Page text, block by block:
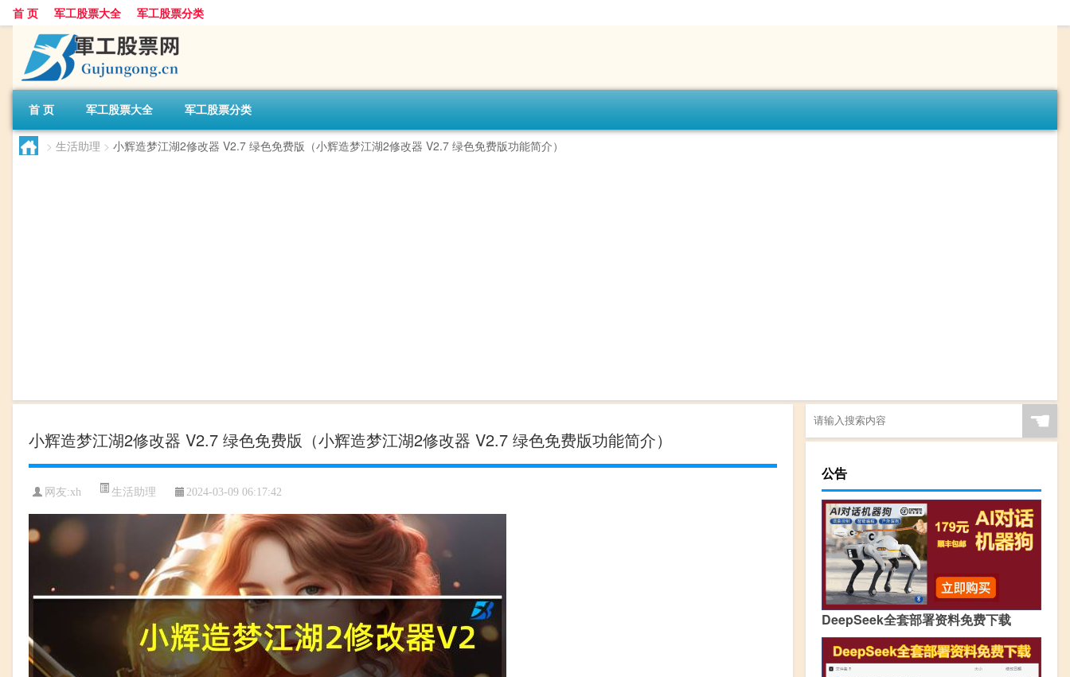
首 页 军工股票大全 军工股票分类
首 页 军工股票大全 军工股票分类
> 生活助理 > 小辉造梦江湖2修改器 V2.7 绿色免费版（小辉造梦江湖2修改器 V2.7 绿色免费版功能简介）
小辉造梦江湖2修改器 V2.7 绿色免费版（小辉造梦江湖2修改器 V2.7 绿色免费版功能简介）
网友:xh 生活助理 2024-03-09 06:17:42
☚
公告
DeepSeek全套部署资料免费下载